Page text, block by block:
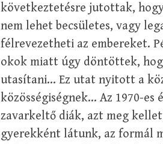
következtetésre jutottak,
nem lehet becsületes, vagy
félrevezetheti az embereket.
okok miatt úgy döntöttek,
utasítani… Ez utat nyitott a
közösségiségnek… Az 1970-
zavarkeltő diák, azt meg
gyerekként látunk, az formál